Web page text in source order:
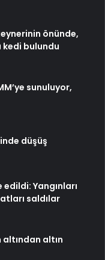
önünde,
bulundu
sunuluyor,
düşüş
Yangınları
saldılar
altından altın